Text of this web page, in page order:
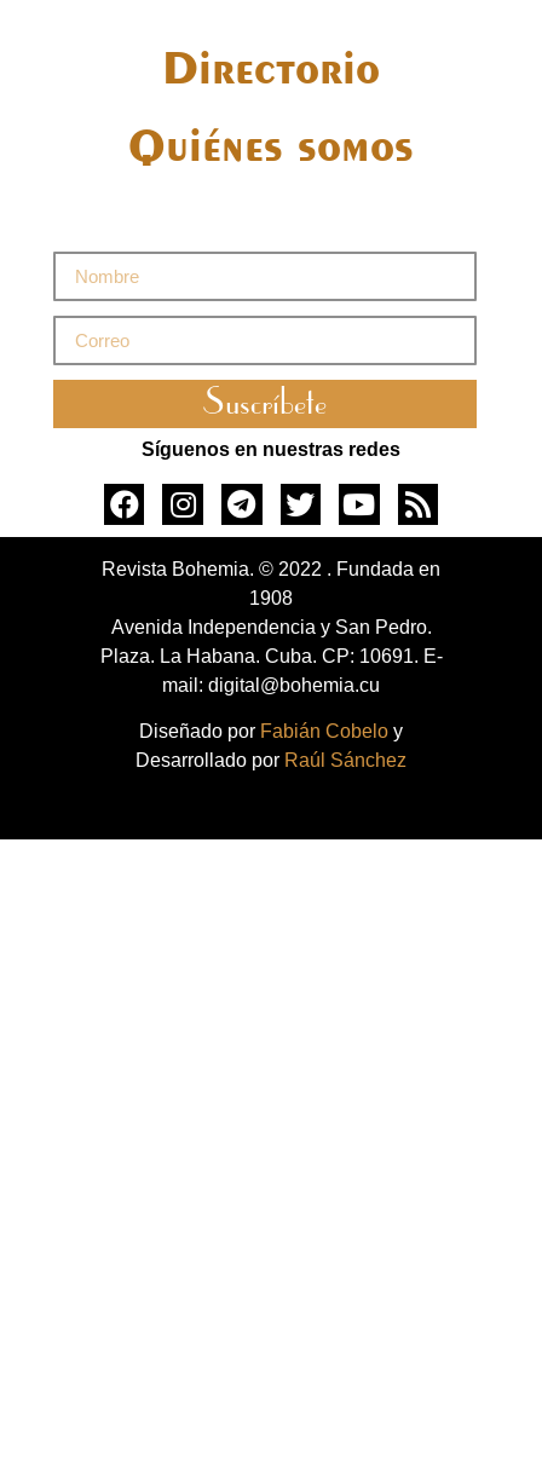
Directorio
Quiénes somos
Suscríbete
Síguenos en nuestras redes
Revista Bohemia. © 2022 . Fundada en
1908
Avenida Independencia y San Pedro.
Plaza. La Habana. Cuba. CP: 10691. E-
mail: digital@bohemia.cu
Diseñado por Fabián Cobelo y
Desarrollado por Raúl Sánchez